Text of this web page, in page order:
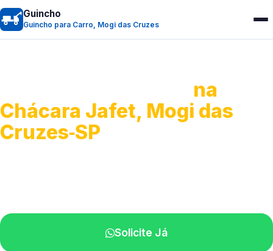
Guincho
Guincho para Carro, Mogi das Cruzes
na
Chácara Jafet, Mogi das
Cruzes‑SP
Solicite Já